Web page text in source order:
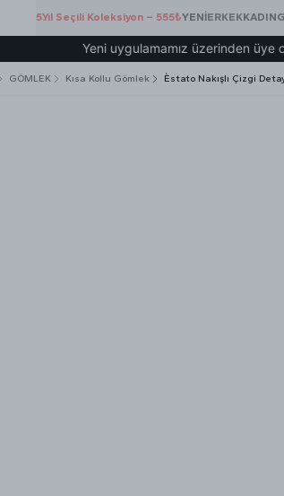
5.Yıl Seçili Koleksiyon – 555₺YENİERKEKKADIN
Yeni uygulamamız üzerinden üye olup
GÖMLEK Kısa Kollu Gömlek Èstato Nakışlı Çizgi